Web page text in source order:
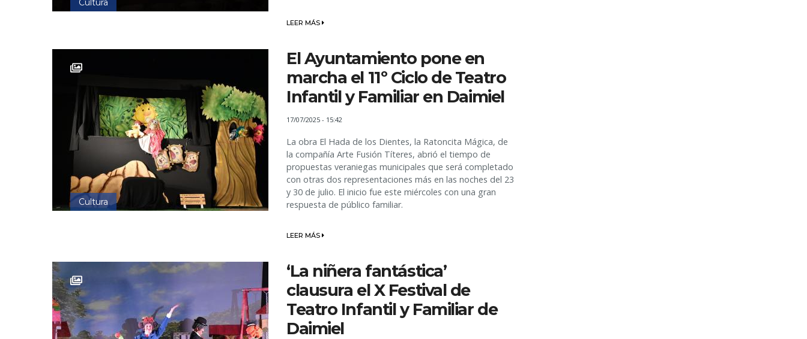
Cultura
LEER MÁS
Cultura
El Ayuntamiento pone en
marcha el 11º Ciclo de Teatro
Infantil y Familiar en Daimiel
17/07/2025 - 15:42
La obra El Hada de los Dientes, la Ratoncita Mágica, de
la compañía Arte Fusión Títeres, abrió el tiempo de
propuestas veraniegas municipales que será completado
con otras dos representaciones más en las noches del 23
y 30 de julio. El inicio fue este miércoles con una gran
respuesta de público familiar.
LEER MÁS
‘La niñera fantástica’
clausura el X Festival de
Teatro Infantil y Familiar de
Daimiel